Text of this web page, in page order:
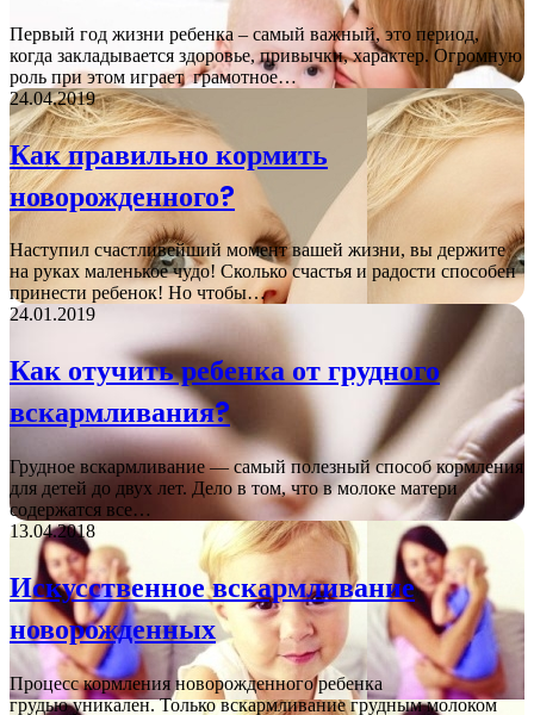
Первый год жизни ребенка – самый важный, это период,
когда закладывается здоровье, привычки, характер. Огромную
роль при этом играет грамотное…
24.04.2019
Как правильно кормить
новорожденного?
Наступил счастливейший момент вашей жизни, вы держите
на руках маленькое чудо! Сколько счастья и радости способен
принести ребенок! Но чтобы…
24.01.2019
Как отучить ребенка от грудного
вскармливания?
Грудное вскармливание — самый полезный способ кормления
для детей до двух лет. Дело в том, что в молоке матери
содержатся все…
13.04.2018
Искусственное вскармливание
новорожденных
Процесс кормления новорожденного ребенка
грудью уникален. Только вскармливание грудным молоком